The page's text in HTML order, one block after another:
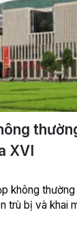
XVI
không thường
trù bị và khai